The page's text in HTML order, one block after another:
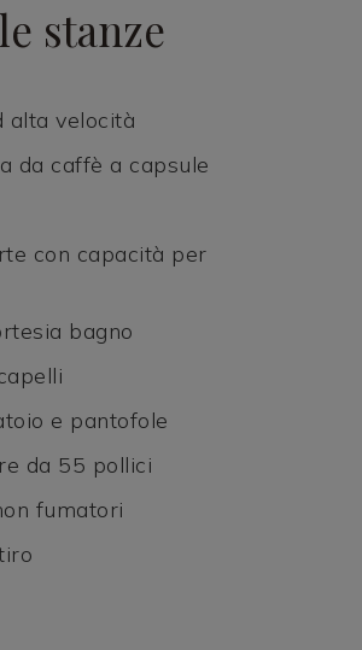
stanze
alta velocità
da caffè a capsule
con capacità per
bagno
e pantofole
da 55 pollici
fumatori